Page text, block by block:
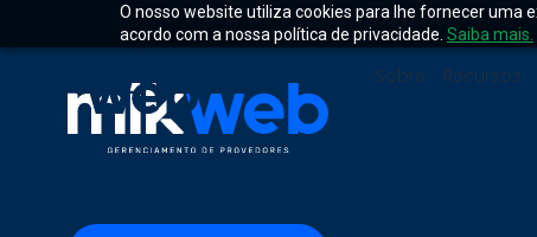
O nosso website utiliza cookies para lhe fornecer uma
acordo com a nossa política de privacidade. Saiba mais.
Sobre Recursos